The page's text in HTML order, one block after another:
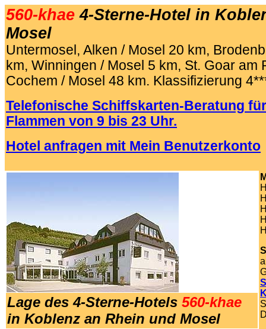
560-khae 4-Sterne-Hotel in
Mosel
Untermosel, Alken / Mosel 20 km,
km, Winningen / Mosel 5 km, St. Goar am
Cochem / Mosel 48 km. Klassifizierung
Telefonische Schiffskarten-Beratung
Flammen von 9 bis 23 Uhr.
Hotel anfragen mit Mein Benutzerkonto
Lage des 4-Sterne-Hotels 560-khae
in Koblenz an Rhein und Mosel